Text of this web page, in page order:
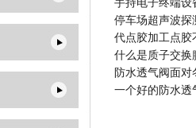
手持电子终端设
停车场超声波探
代点胶加工点胶
什么是质子交换
防水透气阀面
一个好的防水透